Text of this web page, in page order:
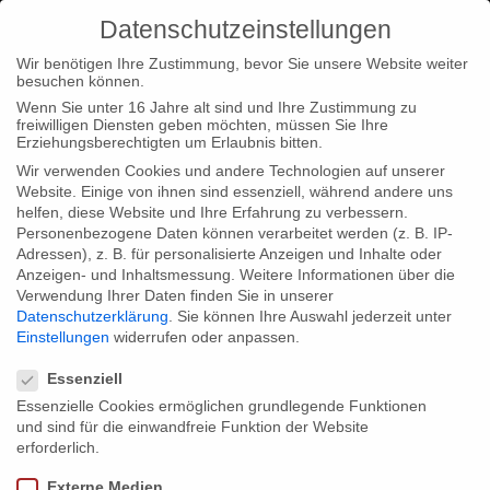
Home Type|News Type|Filmnews
My Life with Carlos
SX Global
My Life with Carlos SX Global
We’re glad to inform you that our documentary My Life with
Carlos will be screened at SX Global, which takes place from 11
March to 19 March.
Datenschutzeinstellungen
Wir benötigen Ihre Zustimmung, bevor Sie unsere Website weiter
besuchen können.
Wenn Sie unter 16 Jahre alt sind und Ihre Zustimmung zu
freiwilligen Diensten geben möchten, müssen Sie Ihre
Erziehungsberechtigten um Erlaubnis bitten.
Wir verwenden Cookies und andere Technologien auf unserer
Website. Einige von ihnen sind essenziell, während andere uns
helfen, diese Website und Ihre Erfahrung zu verbessern.
Personenbezogene Daten können verarbeitet werden (z. B. IP-
Adressen), z. B. für personalisierte Anzeigen und Inhalte oder
Anzeigen- und Inhaltsmessung. Weitere Informationen über die
Verwendung Ihrer Daten finden Sie in unserer
Datenschutzerklärung
Sie können Ihre Auswahl jederzeit unter
Einstellungen widerrufen oder anpassen.
Essenziell
Essenzielle Cookies ermöglichen grundlegende Funktionen
und sind für die einwandfreie Funktion der Website
erforderlich.